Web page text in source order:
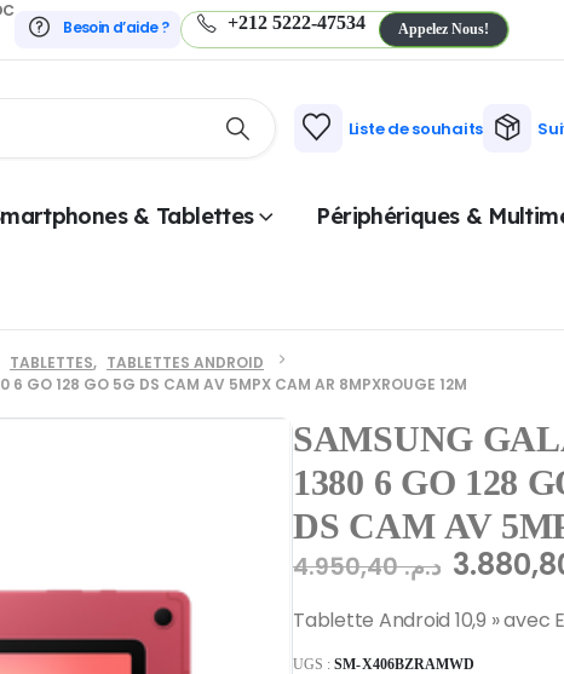
Besoin d’aide ? +212 5222-47534 Appelez Nous!
Liste de souhaits
& Tablettes Périphériques &
TABLETTES, TABLETTES ANDROID
6 GO 128 GO 5G DS CAM AV 5MPX CAM AR 8MPXROUGE 12M
SAMSUNG
1380 6 GO 128
DS CAM AV
د.م.4.950,40
Tablette Android 10,9 » avec
UGS :SM-X406BZRAMWD